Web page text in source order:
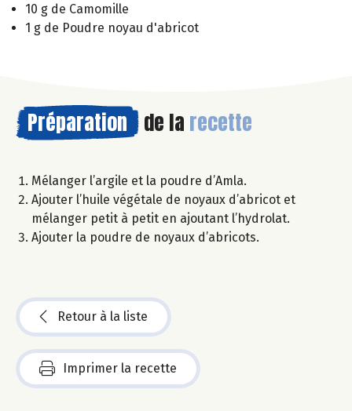
10 g de Camomille
1 g de Poudre noyau d'abricot
Préparation de la recette
Mélanger l’argile et la poudre d’Amla.
Ajouter l’huile végétale de noyaux d’abricot et
mélanger petit à petit en ajoutant l’hydrolat.
Ajouter la poudre de noyaux d’abricots.
Retour à la liste
Imprimer la recette